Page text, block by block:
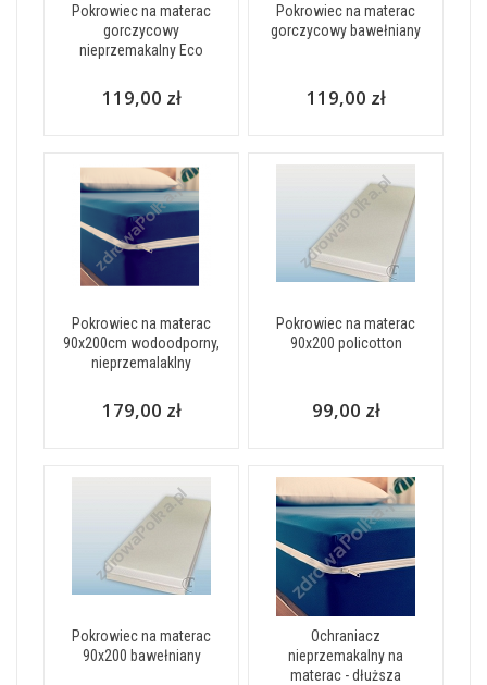
Pokrowiec na materac
gorczycowy
nieprzemakalny Eco
119,00 zł
Pokrowiec na materac
gorczycowy bawełniany
119,00 zł
Pokrowiec na materac
90x200cm wodoodporny,
nieprzemalaklny
179,00 zł
Pokrowiec na materac
90x200 policotton
99,00 zł
Pokrowiec na materac
90x200 bawełniany
Ochraniacz
nieprzemakalny na
materac - dłuższa